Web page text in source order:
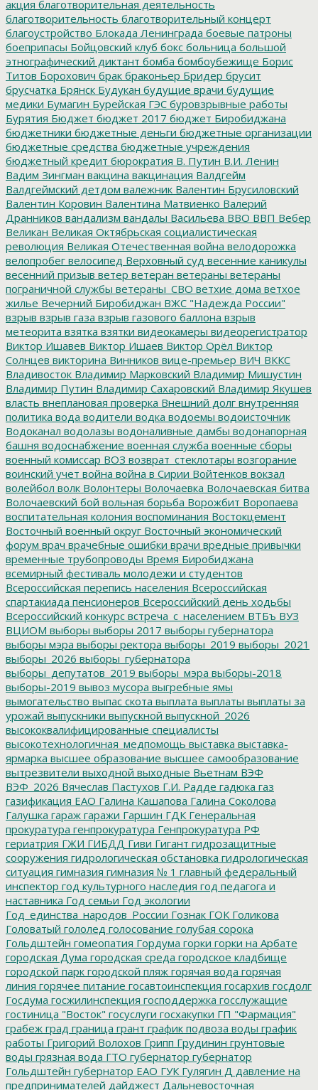
акция благотворительная деятельность
благотворительность благотворительный концерт
благоустройство Блокада Ленинграда боевые патроны
боеприпасы Бойцовский клуб бокс больница большой
этнографический диктант бомба бомбоубежище Борис
Титов Борохович брак браконьер Бридер брусит
брусчатка Брянск Будукан будущие врачи будущие
медики Бумагин Бурейская ГЭС буровзрывные работы
Бурятия Бюджет бюджет 2017 бюджет Биробиджана
бюджетники бюджетные деньги бюджетные организации
бюджетные средства бюджетные учреждения
бюджетный кредит бюрократия В. Путин В.И. Ленин
Вадим Зингман вакцина вакцинация Валдгейм
Валдгеймский детдом валежник Валентин Брусиловский
Валентин Коровин Валентина Матвиенко Валерий
Дранников вандализм вандалы Васильева ВВО ВВП Вебер
Великан Великая Октябрьская социалистическая
революция Великая Отечественная война велодорожка
велопробег велосипед Верховный суд весенние каникулы
весенний призыв ветер ветеран ветераны ветераны
пограничной службы ветераны_СВО ветхие дома ветхое
жилье Вечерний Биробиджан ВЖС "Надежда России"
взрыв взрыв газа взрыв газового баллона взрыв
метеорита взятка взятки видеокамеры видеорегистратор
Виктор Ишавев Виктор Ишаев Виктор Орёл Виктор
Солнцев викторина Винников вице-премьер ВИЧ ВККС
Владивосток Владимир Марковский Владимир Мишустин
Владимир Путин Владимир Сахаровский Владимир Якушев
власть внеплановая проверка Внешний долг внутренняя
политика вода водители водка водоемы водоисточник
Водоканал водолазы водоналивные дамбы водонапорная
башня водоснабжение военная служба военные сборы
военный комиссар ВОЗ возврат_стеклотары возгорание
воинский учет война война в Сирии Войтенков вокзал
волейбол волк Волонтеры Волочаевка Волочаевская битва
Волочаевский бой вольная борьба Ворожбит Воропаева
воспитательная колония воспоминания Востокцемент
Восточный военный округ Восточный экономический
форум врач врачебные ошибки врачи вредные привычки
временные трубопроводы Время Биробиджана
всемирный фестиваль молодежи и студентов
Всероссийская перепись населения Всероссийская
спартакиада пенсионеров Всероссийский день ходьбы
Всероссийский конкурс встреча_с_населением ВТБъ ВУЗ
ВЦИОМ выборы выборы 2017 выборы губернатора
выборы мэра выборы ректора выборы_2019 выборы_2021
выборы_2026 выборы_губернатора
выборы_депутатов_2019 выборы_мэра выборы-2018
выборы-2019 вывоз мусора выгребные ямы
вымогательство выпас скота выплата выплаты выплаты за
урожай выпускники выпускной выпускной_2026
высококвалифицированные специалисты
высокотехнологичная_медпомощь выставка выставка-
ярмарка высшее образование высшее самообразование
вытрезвители выходной выходные Вьетнам ВЭФ
ВЭФ_2026 Вячеслав Пастухов Г.И. Радде гадюка газ
газификация ЕАО Галина Кашапова Галина Соколова
Галушка гараж гаражи Гаршин ГДК Генеральная
прокуратура генпрокуратура Генпрокуратура РФ
гериатрия ГЖИ ГИБДД Гиви Гигант гидрозащитные
сооружения гидрологическая обстановка гидрологическая
ситуация гимназия гимназия № 1 главный федеральный
инспектор год культурного наследия год педагога и
наставника Год семьи Год экологии
Год_единства_народов_России Гознак ГОК Голикова
Головатый гололед голосование голубая сорока
Гольдштейн гомеопатия Гордума горки горки на Арбате
городская Дума городская среда городское кладбище
городской парк городской пляж горячая вода горячая
линия горячее питание госавтоинспекция госархив госдолг
Госдума госжилинспекция господдержка госслужащие
гостиница "Восток" госуслуги госхакупки ГП "Фармация"
грабеж град граница грант график подвоза воды график
работы Григорий Волохов Грипп Грудинин грунтовые
воды грязная вода ГТО губернатор губернатор
Гольдштейн губернатор ЕАО ГУК Гулягин Д давление на
предпринимателей дайджест Дальневосточная